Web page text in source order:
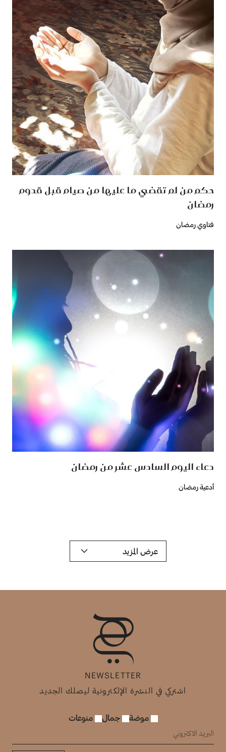
حكم من لم تقضي ما عليها من صيام قبل قدوم
رمضان
فتاوي رمضان
دعاء اليوم السادس عشر من رمضان
أدعية رمضان
عرض المزيد
NEWSLETTER
اشتركي في النشرة الإلكترونية ليصلك الجديد
موضة جمال منوعات